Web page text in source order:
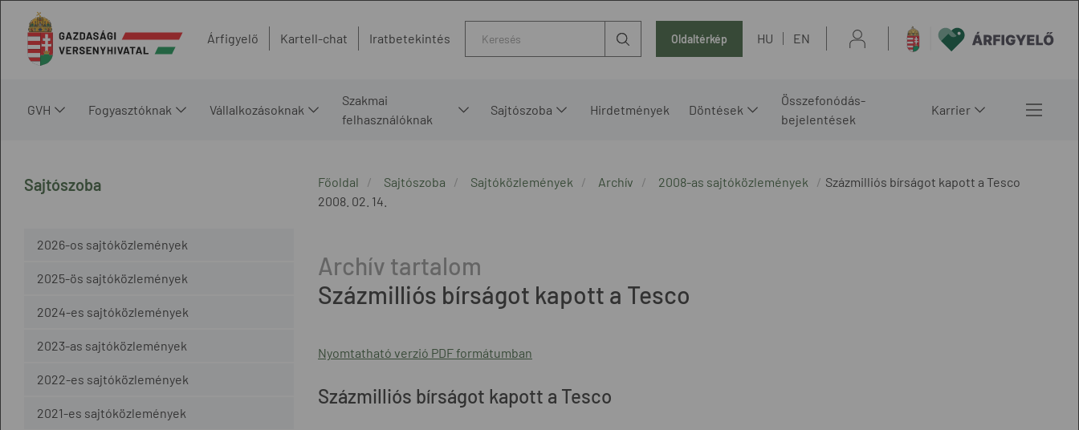
Árfigyelő Kartell-chat Iratbetekintés Oldaltérkép HU EN
GVH Fogyasztóknak Vállalkozásoknak
Szakmai
felhasználóknak
Sajtószoba Hirdetmények Döntések
Összefonódás-
bejelentések
Karrier
Sajtószoba
2026-os sajtóközlemények
2025-ös sajtóközlemények
2024-es sajtóközlemények
2023-as sajtóközlemények
2022-es sajtóközlemények
2021-es sajtóközlemények
Főoldal Sajtószoba Sajtóközlemények Archív 2008-as sajtóközlemények
Százmilliós bírságot kapott a Tesco
2008. 02. 14.
Százmilliós bírságot kapott a Tesco
Nyomtatható verzió PDF formátumban
Százmilliós bírságot kapott a Tesco